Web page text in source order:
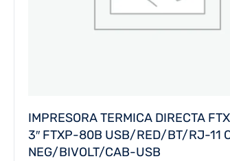
IMPRESORA TERMICA DIRECTA
3″ FTXP-80B USB/RED/BT/RJ-11
NEG/BIVOLT/CAB-USB